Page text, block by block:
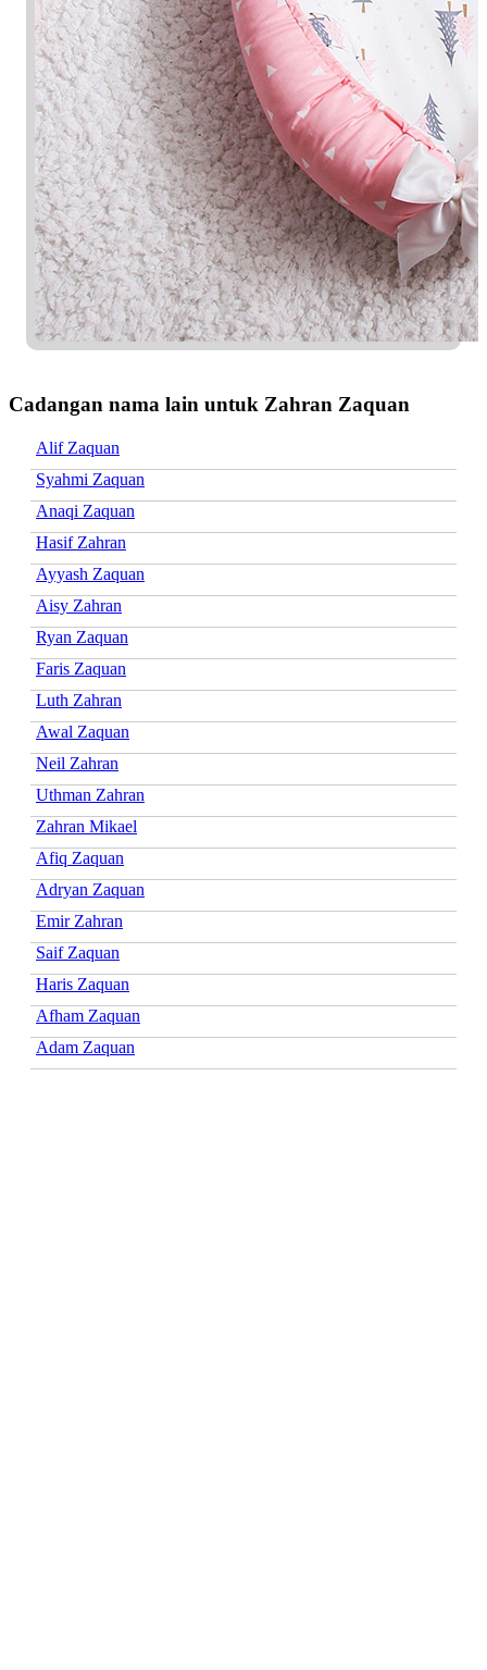
Cadangan nama lain untuk Zahran Zaquan
Alif Zaquan
Syahmi Zaquan
Anaqi Zaquan
Hasif Zahran
Ayyash Zaquan
Aisy Zahran
Ryan Zaquan
Faris Zaquan
Luth Zahran
Awal Zaquan
Neil Zahran
Uthman Zahran
Zahran Mikael
Afiq Zaquan
Adryan Zaquan
Emir Zahran
Saif Zaquan
Haris Zaquan
Afham Zaquan
Adam Zaquan